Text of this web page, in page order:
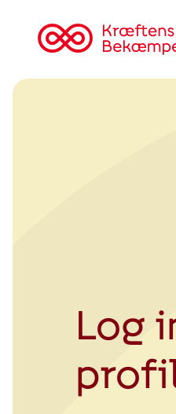
Tilbage
Kræftens
Log